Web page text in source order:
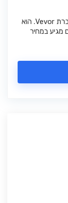
תנור פיצה חיצוני ונייד במעטפת נירוסטה של חברת Vevor. הוא
מגיע במחיר